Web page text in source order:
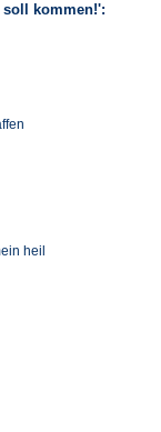
soll kommen!':
heil